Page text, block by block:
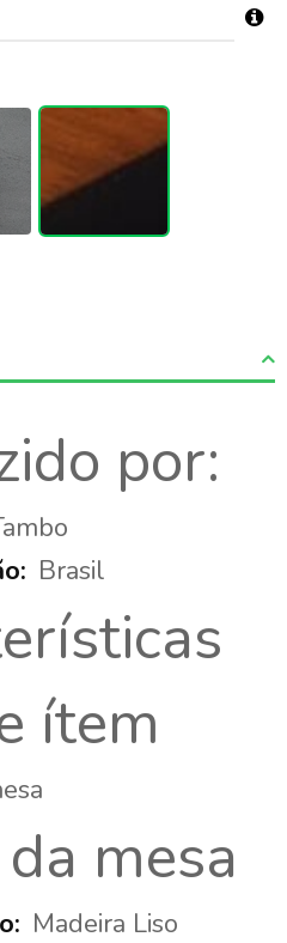
por:
Brasil
ítem
mesa
Madeira Liso